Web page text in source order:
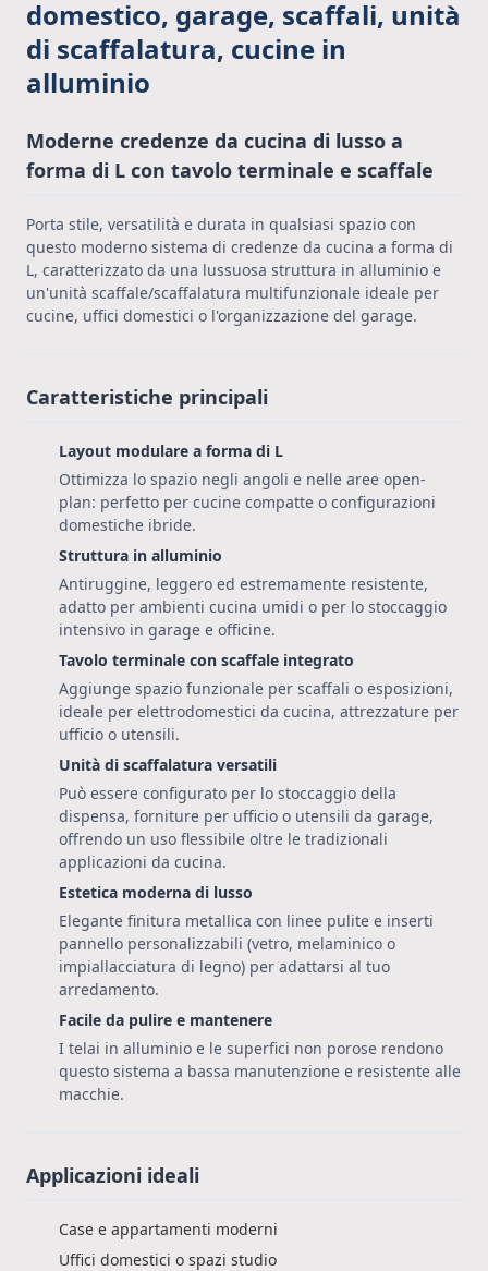
domestico, garage, scaffali, unità
di scaffalatura, cucine in
alluminio
Moderne credenze da cucina di lusso a
forma di L con tavolo terminale e scaffale
Porta stile, versatilità e durata in qualsiasi spazio con
questo moderno sistema di credenze da cucina a forma di
L, caratterizzato da una lussuosa struttura in alluminio e
un'unità scaffale/scaffalatura multifunzionale ideale per
cucine, uffici domestici o l'organizzazione del garage.
Caratteristiche principali
Layout modulare a forma di L
Ottimizza lo spazio negli angoli e nelle aree open-
plan: perfetto per cucine compatte o configurazioni
domestiche ibride.
Struttura in alluminio
Antiruggine, leggero ed estremamente resistente,
adatto per ambienti cucina umidi o per lo stoccaggio
intensivo in garage e officine.
Tavolo terminale con scaffale integrato
Aggiunge spazio funzionale per scaffali o esposizioni,
ideale per elettrodomestici da cucina, attrezzature per
ufficio o utensili.
Unità di scaffalatura versatili
Può essere configurato per lo stoccaggio della
dispensa, forniture per ufficio o utensili da garage,
offrendo un uso flessibile oltre le tradizionali
applicazioni da cucina.
Estetica moderna di lusso
Elegante finitura metallica con linee pulite e inserti
pannello personalizzabili (vetro, melaminico o
impiallacciatura di legno) per adattarsi al tuo
arredamento.
Facile da pulire e mantenere
I telai in alluminio e le superfici non porose rendono
questo sistema a bassa manutenzione e resistente alle
macchie.
Applicazioni ideali
Case e appartamenti moderni
Uffici domestici o spazi studio